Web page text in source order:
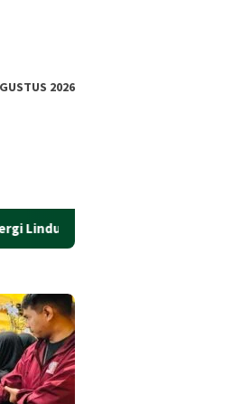
2026
Masyarakat dari Pinjol Ilegal